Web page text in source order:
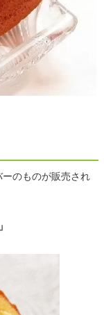
のものが販売され